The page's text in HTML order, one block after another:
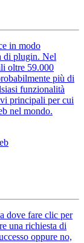
in modo
di plugin. Nel
oltre 59.000
più di
funzionalità
principali per cui
nel mondo.
dove fare clic per
una richiesta di
oppure no,